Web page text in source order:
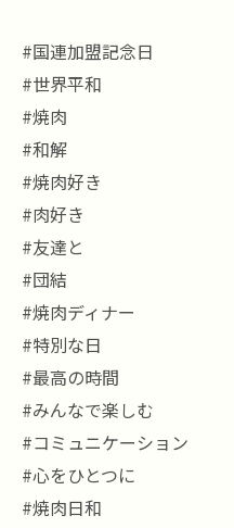
#国連加盟記念日
#世界平和
#焼肉
#和解
#焼肉好き
#肉好き
#友達と
#団結
#焼肉ディナー
#特別な日
#最高の時間
#みんなで楽しむ
#コミュニケーション
#心をひとつに
#焼肉日和